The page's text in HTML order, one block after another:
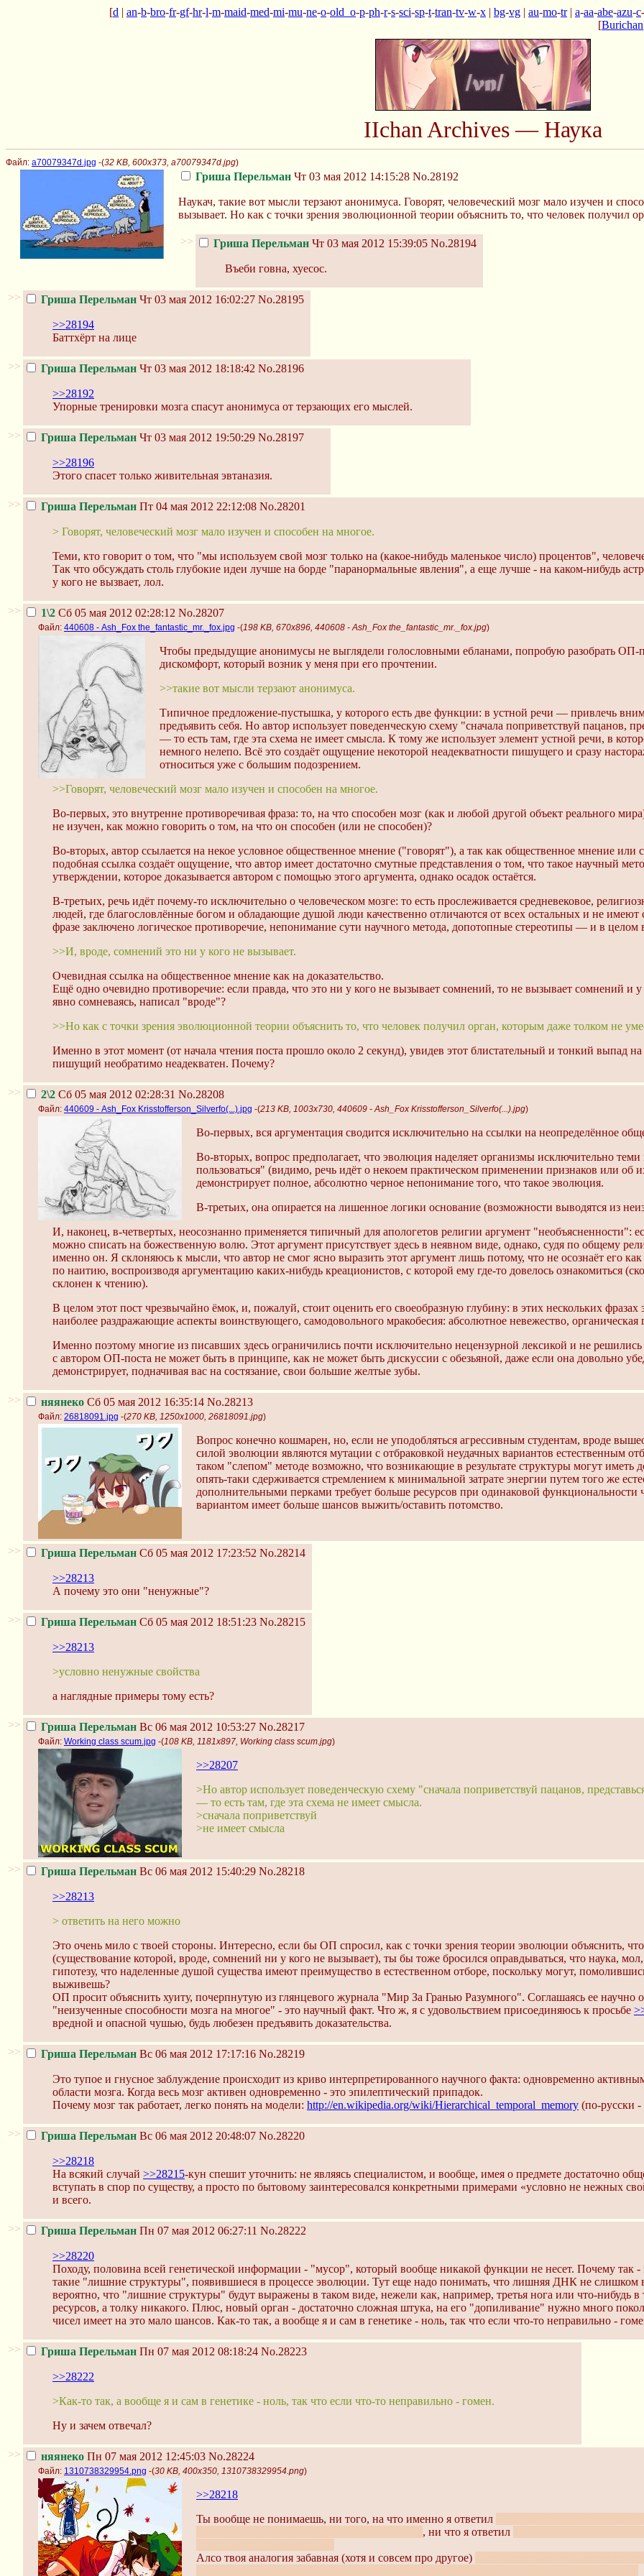
[d | an-b-bro-fr-gf-hr-l-m-maid-med-mi-mu-ne-o-old_o-p-ph-r-s-sci-sp-t-tran-tv-w-x | bg-vg | au-mo-tr| a-aa-abe-azu-c-
[Burichan
IIchan Archives — Наука
Файл: a70079347d.jpg -(32 KB, 600x373, a70079347d.jpg)
Гриша Перельман Чт 03 мая 2012 14:15:28 No.28192
Наукач, такие вот мысли терзают анонимуса. Говорят, человеческий мозг мало изучен и
вызывает. Но как с точки зрения эволюционной теории объяснить то, что человек получил
>> Гриша Перельман Чт 03 мая 2012 15:39:05 No.28194
Въеби говна, хуесос.
>> Гриша Перельман Чт 03 мая 2012 16:02:27 No.28195
>>28194
Баттхёрт на лице
>> Гриша Перельман Чт 03 мая 2012 18:18:42 No.28196
>>28192
Упорные тренировки мозга спасут анонимуса от терзающих его мыслей.
>> Гриша Перельман Чт 03 мая 2012 19:50:29 No.28197
>>28196
Этого спасет только живительная эвтаназия.
>> Гриша Перельман Пт 04 мая 2012 22:12:08 No.28201
> Говорят, человеческий мозг мало изучен и способен на многое.
Теми, кто говорит о том, что "мы используем свой мозг только на (какое-нибудь маленькое число) процентов",
Так что обсуждать столь глубокие идеи лучше на борде "паранормальные явления", а еще лучше - на каком-нибудь
у кого не вызвает, лол.
>> 1\2 Сб 05 мая 2012 02:28:12 No.28207
Файл: 440608 - Ash_Fox the_fantastic_mr._fox.jpg -(198 KB, 670x896, 440608 - Ash_Fox the_fantastic_mr._fox.jpg)
Чтобы предыдущие анонимусы не выглядели голословными ебланами, попробую разобрать ОП-
дискомфорт, который возник у меня при его прочтении.
>>такие вот мысли терзают анонимуса.
Типичное предложение-пустышка, у которого есть две функции: в устной речи — привлечь
предъявить себя. Но автор использует поведенческую схему "сначала поприветствуй пацанов,
— то есть там, где эта схема не имеет смысла. К тому же использует элемент устной речи, в
немного нелепо. Всё это создаёт ощущение некоторой неадекватности пишущего и сразу
относиться уже с большим подозрением.
>>Говорят, человеческий мозг мало изучен и способен на многое.
Во-первых, это внутренне противоречивая фраза: то, на что способен мозг (как и любой другой объект реального
не изучен, как можно говорить о том, на что он способен (или не способен)?
Во-вторых, автор ссылается на некое условное общественное мнение ("говорят"), а так как общественное мнение
подобная ссылка создаёт ощущение, что автор имеет достаточно смутные представления о том, что такое научный
утверждении, которое доказывается автором с помощью этого аргумента, однако осадок остаётся.
В-третьих, речь идёт почему-то исключительно о человеческом мозге: то есть прослеживается средневековое,
людей, где благословлённые богом и обладающие душой люди качественно отличаются от всех остальных и не
фразе заключено логическое противоречие, непонимание сути научного метода, допотопные стереотипы — и в целом
>>И, вроде, сомнений это ни у кого не вызывает.
Очевидная ссылка на общественное мнение как на доказательство.
Ещё одно очевидно противоречие: если правда, что это ни у кого не вызывает сомнений, то не вызывает сомнений и
явно сомневаясь, написал "вроде"?
>>Но как с точки зрения эволюционной теории объяснить то, что человек получил орган, которым даже толком не
Именно в этот момент (от начала чтения поста прошло около 2 секунд), увидев этот блистательный и тонкий выпад
пишущий необратимо неадекватен. Почему?
>> 2\2 Сб 05 мая 2012 02:28:31 No.28208
Файл: 440609 - Ash_Fox Krisstofferson_Silverfo(...).jpg -(213 KB, 1003x730, 440609 - Ash_Fox Krisstofferson_Silverfo(...).jpg)
Во-первых, вся аргументация сводится исключительно на ссылки на неопределённое
Во-вторых, вопрос предполагает, что эволюция наделяет организмы исключительно
пользоваться" (видимо, речь идёт о некоем практическом применении признаков или об
демонстрирует полное, абсолютно черное непонимание того, что такое эволюция.
В-третьих, она опирается на лишенное логики основание (возможности выводятся из
И, наконец, в-четвертых, неосознанно применяется типичный для апологетов религии аргумент "необъясненности":
можно списать на божественную волю. Этот аргумент присутствует здесь в неявном виде, однако, судя по общему
именно он. Я склоняюсь к мысли, что автор не смог ясно выразить этот аргумент лишь потому, что не осознаёт его
по наитию, воспроизводя аргументацию каких-нибудь креационистов, с которой ему где-то довелось ознакомиться
склонен к чтению).
В целом этот пост чрезвычайно ёмок, и, пожалуй, стоит оценить его своеобразную глубину: в этих нескольких
наиболее раздражающие аспекты воинствующего, самодовольного мракобесия: абсолютное невежество,
Именно поэтому многие из писавших здесь ограничились почти исключительно нецензурной лексикой и не решились
с автором ОП-поста не может быть в принципе, как не может быть дискуссии с обезьяной, даже если она довольно
демонстрирует, подначивая вас на состязание, свои большие желтые зубы.
>> няянеко Сб 05 мая 2012 16:35:14 No.28213
Файл: 26818091.jpg -(270 KB, 1250x1000, 26818091.jpg)
Вопрос конечно кошмарен, но, если не уподобляться агрессивным студентам, вроде
силой эволюции являются мутации с отбраковкой неудачных вариантов естественным
таком "слепом" методе возможно, что возникающие в результате структуры могут
опять-таки сдерживается стремлением к минимальной затрате энергии путем того же
дополнительными перками требует больше ресурсов при одинаковой функциональности
вариантом имеет больше шансов выжить/оставить потомство.
>> Гриша Перельман Сб 05 мая 2012 17:23:52 No.28214
>>28213
А почему это они "ненужные"?
>> Гриша Перельман Сб 05 мая 2012 18:51:23 No.28215
>>28213
>условно ненужные свойства
а наглядные примеры тому есть?
>> Гриша Перельман Вс 06 мая 2012 10:53:27 No.28217
Файл: Working class scum.jpg -(108 KB, 1181x897, Working class scum.jpg)
>>28207
>Но автор использует поведенческую схему "сначала поприветствуй пацанов,
— то есть там, где эта схема не имеет смысла.
>сначала поприветствуй
>не имеет смысла
>> Гриша Перельман Вс 06 мая 2012 15:40:29 No.28218
>>28213
> ответить на него можно
Это очень мило с твоей стороны. Интересно, если бы ОП спросил, как с точки зрения теории эволюции объяснить,
(существование которой, вроде, сомнений ни у кого не вызывает), ты бы тоже бросился оправдываться, что наука,
гипотезу, что наделенные душой существа имеют преимущество в естественном отборе, поскольку могут,
выживешь?
ОП просит объяснить хуиту, почерпнутую из глянцевого журнала "Мир За Гранью Разумного". Соглашаясь ее научно
"неизученные способности мозга на многое" - это научный факт. Что ж, я с удовольствием присоединяюсь к просьбе
вредной и опасной чушью, будь любезен предъявить доказательства.
>> Гриша Перельман Вс 06 мая 2012 17:17:16 No.28219
Это тупое и гнусное заблуждение происходит из криво интерпретированного научного факта: одновременно
области мозга. Когда весь мозг активен одновременно - это эпилептический припадок.
Почему мозг так работает, легко понять на модели: http://en.wikipedia.org/wiki/Hierarchical_temporal_memory (по-русски -
>> Гриша Перельман Вс 06 мая 2012 20:48:07 No.28220
>>28218
На всякий случай >>28215-кун спешит уточнить: не являясь специалистом, и вообще, имея о предмете достаточно
вступать в спор по существу, а просто по бытовому заинтересовался конкретными примерами «условно не нежных
и всего.
>> Гриша Перельман Пн 07 мая 2012 06:27:11 No.28222
>>28220
Походу, половина всей генетической информации - "мусор", который вообще никакой функции не несет. Почему так -
такие "лишние структуры", появившиеся в процессе эволюции. Тут еще надо понимать, что лишняя ДНК не слишком
вероятно, что "лишние структуры" будут выражены в таком виде, нежели как, например, третья нога или что-нибудь в
ресурсов, а толку никакого. Плюс, новый орган - достаточно сложная штука, на его "допиливание" нужно много
чисел имеет на это мало шансов. Как-то так, а вообще я и сам в генетике - ноль, так что если что-то неправильно -
>> Гриша Перельман Пн 07 мая 2012 08:18:24 No.28223
>>28222
>Как-то так, а вообще я и сам в генетике - ноль, так что если что-то неправильно - гомен.
Ну и зачем отвечал?
>> няянеко Пн 07 мая 2012 12:45:03 No.28224
Файл: 1310738329954.png -(30 KB, 400x350, 1310738329954.png)
>>28218
Ты вообще не понимаешь, ни того, на что именно я ответил
, ни что я ответил
Алсо твоя аналогия забавная (хотя и совсем про другое)